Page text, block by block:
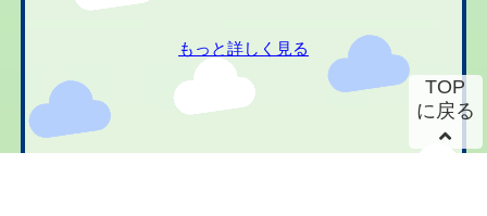
もっと詳しく見る
TOP
に戻る